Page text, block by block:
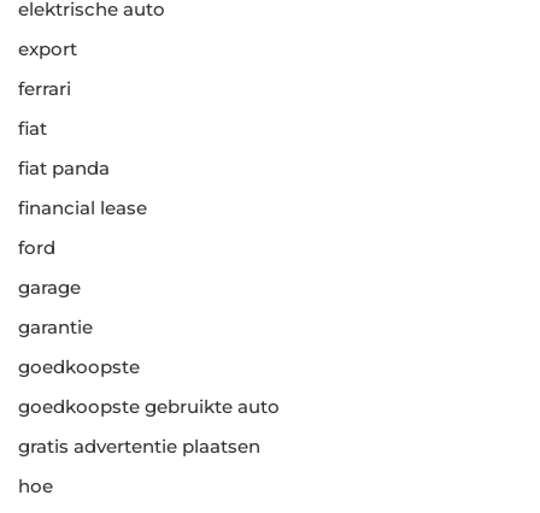
elektrische auto
export
ferrari
fiat
fiat panda
financial lease
ford
garage
garantie
goedkoopste
goedkoopste gebruikte auto
gratis advertentie plaatsen
hoe